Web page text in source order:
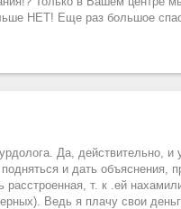
НЕТ! Еще раз большое
Да, действительно,
подняться и дать
расстроенная, т. к .ей
Ведь я плачу свои